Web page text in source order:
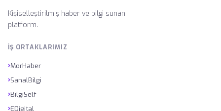
Kişiselleştirilmiş haber ve bilgi sunan
platform.
İŞ ORTAKLARIMIZ
›MorHaber
›SanalBilgi
›BilgiSelf
›EDigital